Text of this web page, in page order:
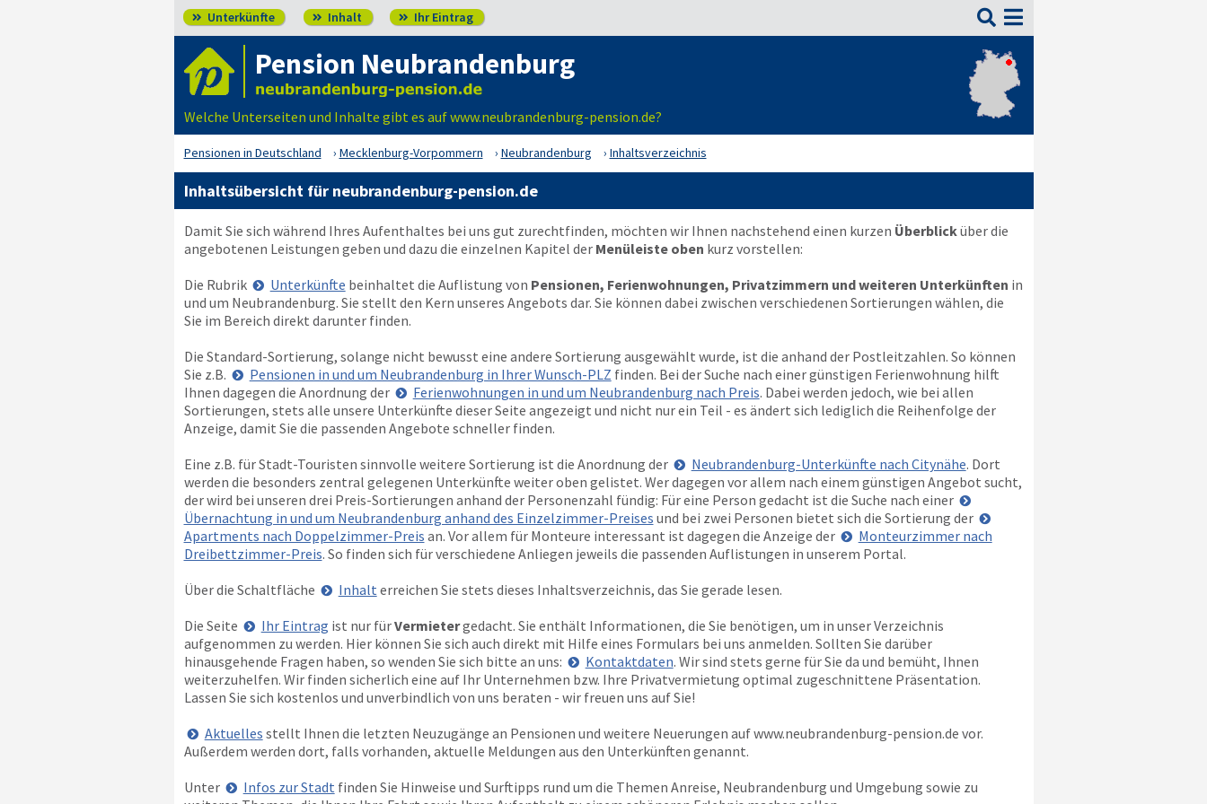
 Unterkünfte  Inhalt  Ihr Eintrag 
Pension Neubrandenburg
Welche Unterseiten und Inhalte gibt es auf www.neubrandenburg-pension.de?
Pensionen in Deutschland Mecklenburg-Vorpommern Neubrandenburg Inhaltsverzeichnis
Inhaltsübersicht für neubrandenburg-pension.de
Damit Sie sich während Ihres Aufenthaltes bei uns gut zurechtfinden, möchten wir Ihnen nachstehend einen kurzen Überblicküber die
angebotenen Leistungen geben und dazu die einzelnen Kapitel der Menüleiste oben kurz vorstellen:
Die Rubrik
Unterkünfte beinhaltet die Auflistung von Pensionen, Ferienwohnungen, Privatzimmern und weiteren Unterkünften in
und um Neubrandenburg. Sie stellt den Kern unseres Angebots dar. Sie können dabei zwischen verschiedenen Sortierungen wählen, die
Sie im Bereich direkt darunter finden.
Die Standard-Sortierung, solange nicht bewusst eine andere Sortierung ausgewählt wurde, ist die anhand der Postleitzahlen. So können
Sie z.B.
Pensionen in und um Neubrandenburg in Ihrer Wunsch-PLZ finden. Bei der Suche nach einer günstigen Ferienwohnung hilft
Ihnen dagegen die Anordnung der
Ferienwohnungen in und um Neubrandenburg nach Preis. Dabei werden jedoch, wie bei allen
Sortierungen, stets alle unsere Unterkünfte dieser Seite angezeigt und nicht nur ein Teil - es ändert sich lediglich die Reihenfolge der
Anzeige, damit Sie die passenden Angebote schneller finden.
Eine z.B. für Stadt-Touristen sinnvolle weitere Sortierung ist die Anordnung der
Neubrandenburg-Unterkünfte nach Citynähe. Dort
werden die besonders zentral gelegenen Unterkünfte weiter oben gelistet. Wer dagegen vor allem nach einem günstigen Angebot sucht,
der wird bei unseren drei Preis-Sortierungen anhand der Personenzahl fündig: Für eine Person gedacht ist die Suche nach einer
Übernachtung in und um Neubrandenburg anhand des Einzelzimmer-Preises und bei zwei Personen bietet sich die Sortierung der
Apartments nach Doppelzimmer-Preis an. Vor allem für Monteure interessant ist dagegen die Anzeige der
Monteurzimmer nach
Dreibettzimmer-Preis. So finden sich für verschiedene Anliegen jeweils die passenden Auflistungen in unserem Portal.
Über die Schaltfläche
Inhalt erreichen Sie stets dieses Inhaltsverzeichnis, das Sie gerade lesen.
Die Seite
Ihr Eintrag ist nur fürVermietergedacht. Sie enthält Informationen, die Sie benötigen, um in unser Verzeichnis
aufgenommen zu werden. Hier können Sie sich auch direkt mit Hilfe eines Formulars bei uns anmelden. Sollten Sie darüber
hinausgehende Fragen haben, so wenden Sie sich bitte an uns:
Kontaktdaten. Wir sind stets gerne für Sie da und bemüht, Ihnen
weiterzuhelfen. Wir finden sicherlich eine auf Ihr Unternehmen bzw. Ihre Privatvermietung optimal zugeschnittene Präsentation.
Lassen Sie sich kostenlos und unverbindlich von uns beraten - wir freuen uns auf Sie!
Aktuelles stellt Ihnen die letzten Neuzugänge an Pensionen und weitere Neuerungen aufwww.neubrandenburg-pension.de vor.
Außerdem werden dort, falls vorhanden, aktuelle Meldungen aus den Unterkünften genannt.
Unter
Infos zur Stadt finden Sie Hinweise und Surftipps rund um die Themen Anreise, Neubrandenburg und Umgebung sowie zu